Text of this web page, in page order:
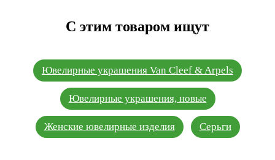
С этим товаром ищут
Ювелирные украшения Van Cleef & Arpels
Ювелирные украшения, новые
Женские ювелирные изделия Серьги